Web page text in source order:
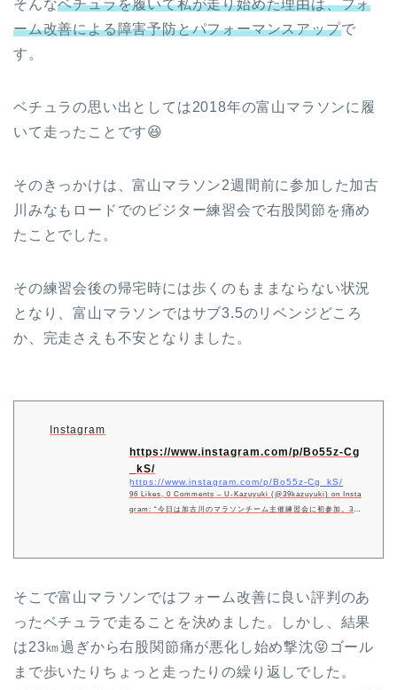
そんなベチュラを履いて私が走り始めた理由は、フォ
ーム改善による障害予防とパフォーマンスアップで
す。
ベチュラの思い出としては2018年の富山マラソンに履
いて走ったことです😆
そのきっかけは、富山マラソン2週間前に参加した加古
川みなもロードでのビジター練習会で右股関節を痛め
たことでした。
その練習会後の帰宅時には歩くのもままならない状況
となり、富山マラソンではサブ3.5のリベンジどころ
か、完走さえも不安となりました。
Instagram
https://www.instagram.com/p/Bo55z-Cg
_kS/
https://www.instagram.com/p/Bo55z-Cg_kS/
96 Likes, 0 Comments – U-Kazuyuki (@39kazuyuki) on Insta
gram: “今日は加古川のマラソンチーム主催練習会に初参加。30k
そこで富山マラソンではフォーム改善に良い評判のあ
ったベチュラで走ることを決めました。しかし、結果
は23㎞過ぎから右股関節痛が悪化し始め撃沈😝ゴール
まで歩いたりちょっと走ったりの繰り返しでした。